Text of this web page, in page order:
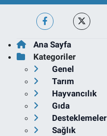
Ana Sayfa
Kategoriler
Genel
Tarım
Hayvancılık
Gıda
Desteklemeler
Sağlık